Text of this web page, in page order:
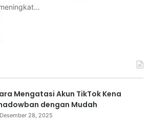
Mengatasi Akun TikTok Kena
dengan Mudah
Desember 28, 2025